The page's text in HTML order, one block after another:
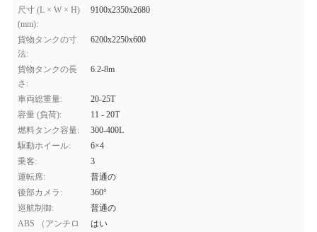
尺寸 (L × W × H)
(mm):
9100x2350x2680
貨物タンクの寸
法:
6200x2250x600
貨物タンクの長
さ:
6.2-8m
車両総重量:
20-25T
容量 (負荷):
11 - 20T
燃料タンク容量:
300-400L
駆動ホイール:
6×4
乗客:
3
運転席:
普通の
後部カメラ:
360°
巡航制御:
普通の
ABS （アンチロ
はい